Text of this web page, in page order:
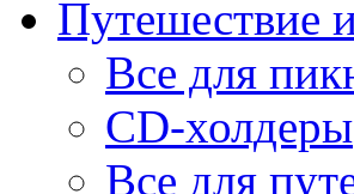
Путешествие
Все для
CD-холдеры
Все для